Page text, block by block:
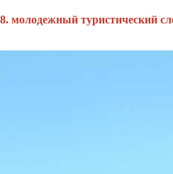
молодежный туристический